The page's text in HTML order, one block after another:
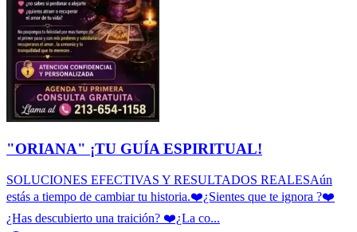
"ORIANA" ¡TU GUÍA ESPIRITUAL!
SOLUCIONES EFECTIVAS Y RESULTADOS REALESAún
estás a tiempo de cambiar tu historia.❤️¿Sientes que te ignora ?❤️
¿Has descubierto una traición? ❤️¿La co...